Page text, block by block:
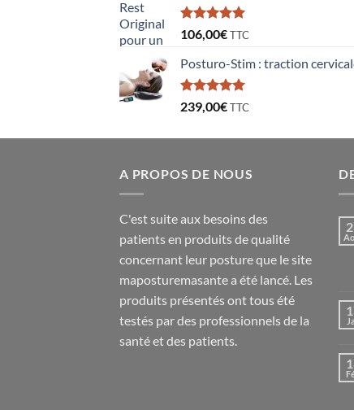
Note5.00
sur 5
106,00€TTC
Posturo-Stim : traction
Note5.00
sur 5
239,00€TTC
A PROPOS DE NOUS
C'est suite aux besoins des
patients en produits de qualité
concernant leur posture que le site
maposturemasante a été lancé. Les
produits présentés ont tous été
testés par des professionnels de la
santé et des patients.